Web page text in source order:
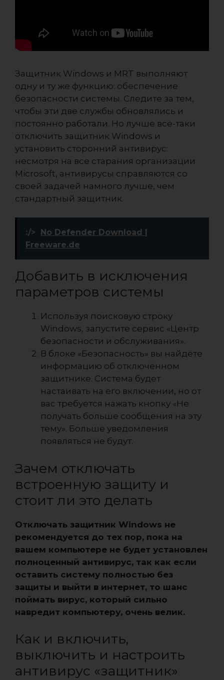
Защитник Windows и MRT выполняют
одну и ту же функцию: обеспечение
безопасности системы. Следите за тем,
чтобы эти две службы обновлялись и
постоянно работали. Но лучше всё-таки
отключить защитник Windows и
установить сторонний антивирус:
несмотря на все старания организации
Microsoft, антивирусы справляются со
своей задачей намного лучше, чем
стандартный защитник.
:/>
No Defender Download |
Freeware.de
Добавить в исключения
параметров системы
Используя поисковую строку
Windows, запустите сервис «Центр
безопасности и обслуживания».
В блоке «Безопасность» вы найдёте
информацию об отключённом
защитнике. Система будет
настаивать на его включении, но от
вас требуется нажать кнопку «Не
получать больше сообщения на эту
тему». Больше уведомления
появляться не будут.
Зачем отключать
встроенную защиту и
стоит ли это делать
Отключать защитник Windows не
рекомендуется до тех пор, пока на
вашем компьютере не будет установлен
полноценный антивирус, так как если
оставить систему полностью без
защиты и выйти в интернет, то шанс
поймать вирус, который сильно
навредит компьютеру, очень велик.
Как и включить,
выключить и настроить
антивирус «защитник»